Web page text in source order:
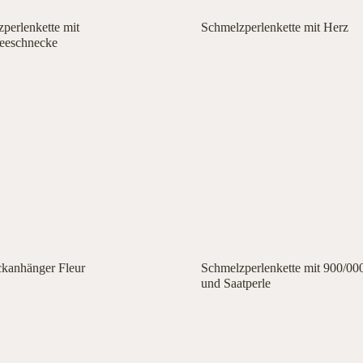
mit
Schmelzperlenkette mit Herz
Fleur
Schmelzperlenkette mit 900/
und Saatperle